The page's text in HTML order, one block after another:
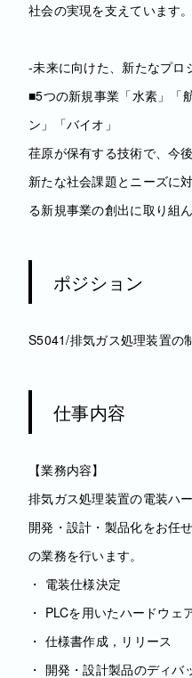
社会の実現を支えています。
‐未来に向けた、新たなプロ
■5つの新規事業「水素」「
ン」「バイオ」
荏原が保有する技術で、今
新たな社会課題とニーズに
る新規事業の創出に取り組
ポジション
S5041/排気ガス処理装置の
仕事内容
【業務内容】
排気ガス処理装置の電装ハ
開発・設計・製品化をお任
の業務を行います。
・ 電装仕様決定
・ PLCを用いたハードウ
・ 仕様書作成，リリース
・ 開発・設計製品のディバ